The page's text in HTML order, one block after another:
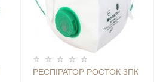
РЕСПІРАТОР РОСТОК 3ПК